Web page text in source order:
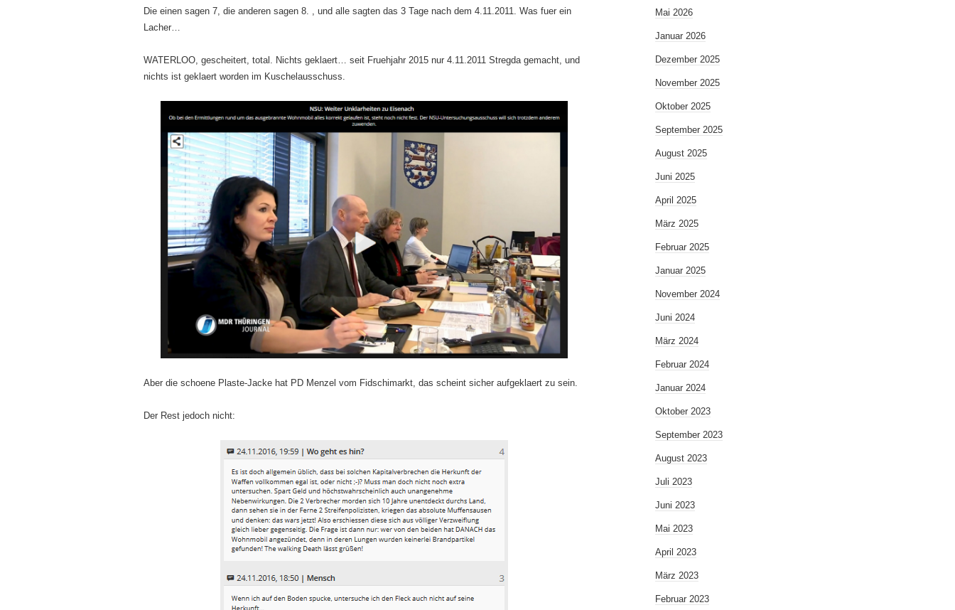
Die einen sagen 7, die anderen sagen 8. , und alle sagten das 3 Tage nach dem 4.11.2011. Was fuer ein
Lacher…
WATERLOO, gescheitert, total. Nichts geklaert… seit Fruehjahr 2015 nur 4.11.2011 Stregda gemacht, und
nichts ist geklaert worden im Kuschelausschuss.
Aber die schoene Plaste-Jacke hat PD Menzel vom Fidschimarkt, das scheint sicher aufgeklaert zu sein.
Der Rest jedoch nicht:
Mai 2026
Januar 2026
Dezember 2025
November 2025
Oktober 2025
September 2025
August 2025
Juni 2025
April 2025
März 2025
Februar 2025
Januar 2025
November 2024
Juni 2024
März 2024
Februar 2024
Januar 2024
Oktober 2023
September 2023
August 2023
Juli 2023
Juni 2023
Mai 2023
April 2023
März 2023
Februar 2023